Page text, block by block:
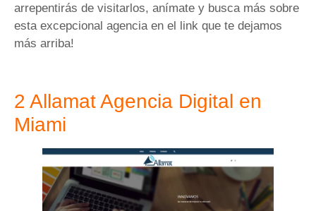
arrepentirás de visitarlos, anímate y busca más sobre
esta excepcional agencia en el link que te dejamos
más arriba!
2 Allamat Agencia Digital en
Miami